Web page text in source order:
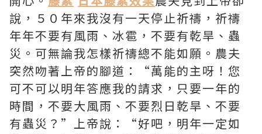
說，５０年來我沒有一天停止祈禱，祈禱
年年不要有風雨、冰雹，不要有乾旱、蟲
災。可無論我怎樣祈禱總不能如願。農夫
突然吻著上帝的腳道：“萬能的主呀！您
可不可以明年答應我的請求，只要一年的
時間，不要大風雨、不要烈日乾旱、不要
有蟲災？”上帝說：“好吧，明年一定如